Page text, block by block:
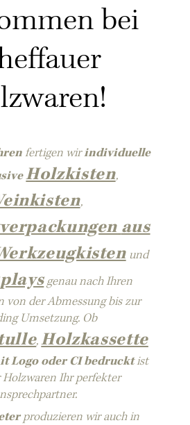
bei
fertigen wirindividuelle
Holzkisten,
,
aus
und
genau nach Ihren
von der Abmessung bis zur
Umsetzung. Ob
,Holzkassette
Logo oder CI bedrucktist
Holzwaren Ihr perfekter
produzieren wir auch in